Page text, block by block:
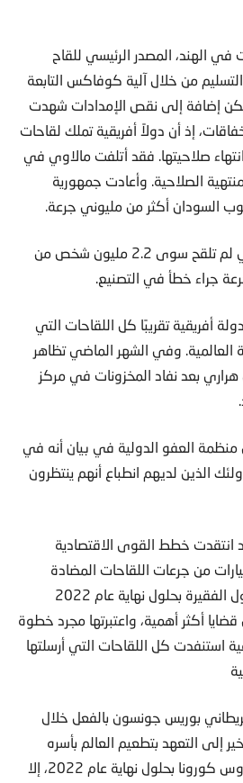
في الهند، المصدر الرئيسي للقاح
التسليم من خلال آلية كوفاكس التابعة
لكن إضافة إلى نقص الإمدادات شهدت
إذ أن دولاً أفريقية تملك لقاحات
صلاحيتها. فقد أتلفت مالاوي في
جرعة منتهية الصلاحية. وأعادت جمهورية
السودان أكثر من مليوني جرعة.
وأتلفت جنوب أفريقيا التي لم تلقح سوى 2.2 مليون شخص من
وحتى الآن استنفدت 18 دولة أفريقية تقريبًا كل اللقاحات التي
العالمية. وفي الشهر الماضي تظاهر
بعد نفاد المخزونات في مركز
العفو الدولية في بيان أنه في
الذين لديهم انطباع أنهم ينتظرون
انتقدت خطط القوى الاقتصادية
من جرعات اللقاحات المضادة
لفايروس كورونا على الدول الفقيرة بحلول نهاية عام 2022
أكثر أهمية، واعتبرتها مجرد خطوة
استنفدت كل اللقاحات التي أرسلتها
بوريس جونسون بالفعل خلال
إلى التعهد بتطعيم العالم بأسره
باللقاحات الواقية من فايروس كورونا بحلول نهاية عام 2022، إلا